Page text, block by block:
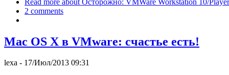
2 comments
Mac OS X в VMware: счастье есть!
lexa - 17/Июл/2013 09:31